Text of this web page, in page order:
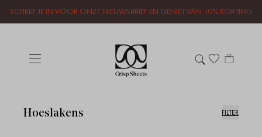
SCHRIJF JE IN VOOR ONZE NIEUWSBRIEF EN GENIET VAN 10% KORTING
Hoeslakens FILTER